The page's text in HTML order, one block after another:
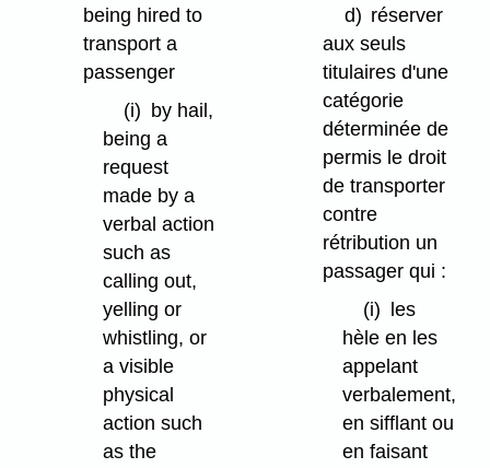
being hired to
transport a
passenger
(i) by hail,
being a
request
made by a
verbal action
such as
calling out,
yelling or
whistling, or
a visible
physical
action such
as the
d) réserver
aux seuls
titulaires d'une
catégorie
déterminée de
permis le droit
de transporter
contre
rétribution un
passager qui :
(i)
les
hèle en les
appelant
verbalement,
en sifflant ou
en faisant